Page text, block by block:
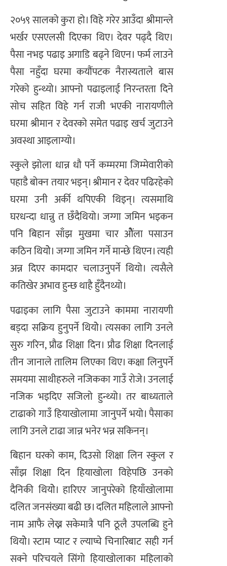
२०५९ सालको कुरा हो। विहे गरेर आउँदा श्रीमान्ले
भर्खर एसएलसी दिएका थिए। देवर पढ्दै थिए।
पैसा नभइ पढाइ अगाडि बढ्ने थिएन। फर्म लाउने
पैसा नहुँदा घरमा कयौंपटक नैरास्यताले बास
गरेको हुन्थ्यो। आफ्नो पढाइलाई निरन्तरता दिने
सोच सहित विहे गर्न राजी भएकी नारायणीले
घरमा श्रीमान र देवरको समेत पढाइ खर्च जुटाउने
अवस्था आइलाग्यो।
स्कुले झोला धान्न धौ पर्ने कम्मरमा जिम्मेवारीको
पहाडै बोक्न तयार भइन्। श्रीमान र देवर पढिरहेको
घरमा उनी अर्की थपिएकी थिइन्। त्यसमाथि
घरधन्दा धान्नु त छँदैथियो। जग्गा जमिन भइकन
पनि बिहान साँझ मुखमा चार ओैंला पसाउन
कठिन थियोे। जग्गा जमिन गर्ने मान्छे थिएन। त्यही
अन्न दिएर कामदार चलाउनुपर्ने थियो। त्यसैले
कतिखेर अभाव हुन्छ थाहै हुँदैनथ्यो।
पढाइका लागि पैसा जुटाउने काममा नारायणी
बड्दा सक्रिय हुनुपर्ने थियोे। त्यसका लागि उनले
सुरु गरिन, प्रौढ शिक्षा दिन। प्रौढ शिक्षा दिनलाई
तीन जानाले तालिम लिएका थिए। कक्षा लिनुपर्ने
समयमा साथीहरुले नजिकका गाउँ रोजे। उनलाई
नजिक भइदिए सजिलो हुन्थ्यो। तर बाध्यताले
टाढाको गाउँ हियाखोलामा जानुपर्ने भयो। पैसाका
लागि उनले टाढा जान्न भनेर भन्न सकिनन्।
बिहान घरको काम, दिउसो शिक्षा लिन स्कुल र
साँझ शिक्षा दिन हियाखोला विहेपछि उनको
दैनिकी थियोे। हारिएर जानुपरेको हियाँखोलामा
दलित जनसंख्या बढी छ। दलित महिलाले आफ्नाे
नाम आफै लेख्न सकेमात्रै पनि ठूलै उपलब्धि हुने
थियोे। स्टाम प्याट र ल्याप्चे चिनारिबाट सही गर्न
सक्ने परिचयले सिंगो हियाखोलाका महिलाको